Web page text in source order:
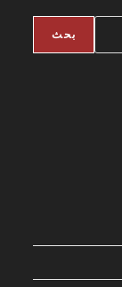
بحث